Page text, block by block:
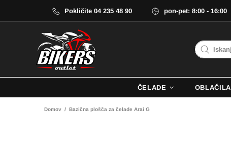
Pokličite 04 235 48 90 pon-pet: 8:00 - 16:00
ČELADE OBLAČILA
Domov Bazična plošča za čelade Arai G